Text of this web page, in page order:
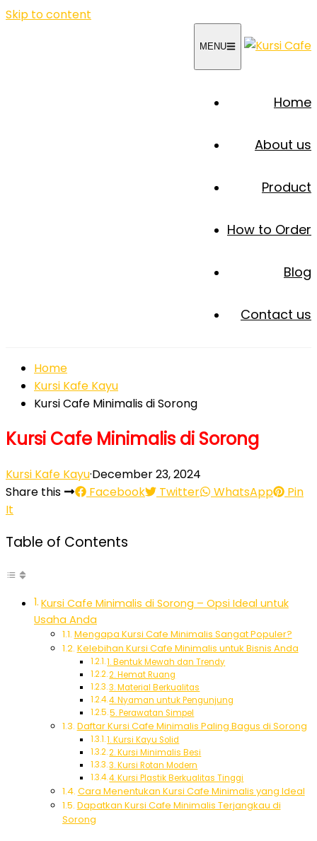
Skip to content
MENU
Home
About us
Product
How to Order
Blog
Contact us
Home
Kursi Kafe Kayu
Kursi Cafe Minimalis di Sorong
Kursi Cafe Minimalis di Sorong
Kursi Kafe Kayu·December 23, 2024
Share this
Facebook Twitter WhatsApp
Pin
It
Table of Contents
Kursi Cafe Minimalis di Sorong – Opsi Ideal untuk
Usaha Anda
Mengapa Kursi Cafe Minimalis Sangat Populer?
Kelebihan Kursi Cafe Minimalis untuk Bisnis Anda
1. Bentuk Mewah dan Trendy
2. Hemat Ruang
3. Material Berkualitas
4. Nyaman untuk Pengunjung
5. Perawatan Simpel
Daftar Kursi Cafe Minimalis Paling Bagus di Sorong
1. Kursi Kayu Solid
2. Kursi Minimalis Besi
3. Kursi Rotan Modern
4. Kursi Plastik Berkualitas Tinggi
Cara Menentukan Kursi Cafe Minimalis yang Ideal
Dapatkan Kursi Cafe Minimalis Terjangkau di
Sorong